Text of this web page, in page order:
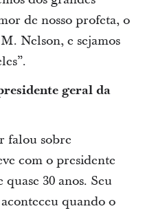
de nosso profeta, o
Nelson, e sejamos
geral da
falou sobre
com o presidente
30 anos. Seu
quando o